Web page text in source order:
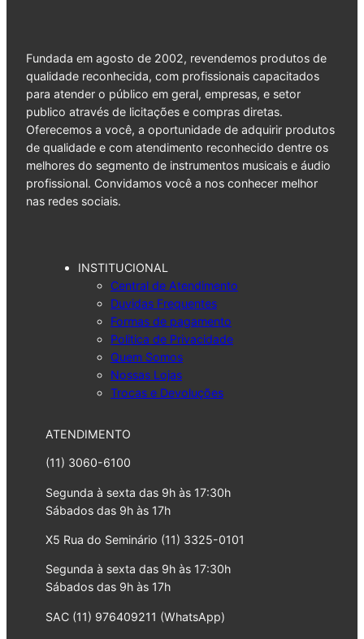
Fundada em agosto de 2002, revendemos produtos de
qualidade reconhecida, com profissionais capacitados
para atender o público em geral, empresas, e setor
publico através de licitações e compras diretas.
Oferecemos a você, a oportunidade de adquirir produtos
de qualidade e com atendimento reconhecido dentre os
melhores do segmento de instrumentos musicais e áudio
profissional. Convidamos você a nos conhecer melhor
nas redes sociais.
INSTITUCIONAL
Central de Atendimento
Duvidas Frequentes
Formas de pagamento
Politica de Privacidade
Quem Somos
Nossas Lojas
Trocas e Devoluções
ATENDIMENTO
(11) 3060-6100
Segunda à sexta das 9h às 17:30h
Sábados das 9h às 17h
X5 Rua do Seminário (11) 3325-0101
Segunda à sexta das 9h às 17:30h
Sábados das 9h às 17h
SAC (11) 976409211 (WhatsApp)